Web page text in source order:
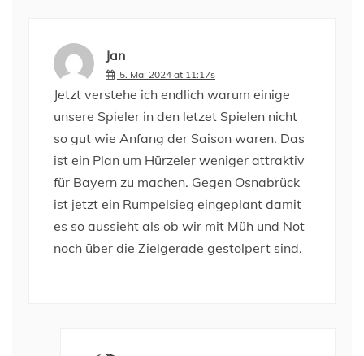
Jan
5. Mai 2024 at 11:17s
Jetzt verstehe ich endlich warum einige
unsere Spieler in den letzet Spielen nicht
so gut wie Anfang der Saison waren. Das
ist ein Plan um Hürzeler weniger attraktiv
für Bayern zu machen. Gegen Osnabrück
ist jetzt ein Rumpelsieg eingeplant damit
es so aussieht als ob wir mit Müh und Not
noch über die Zielgerade gestolpert sind.